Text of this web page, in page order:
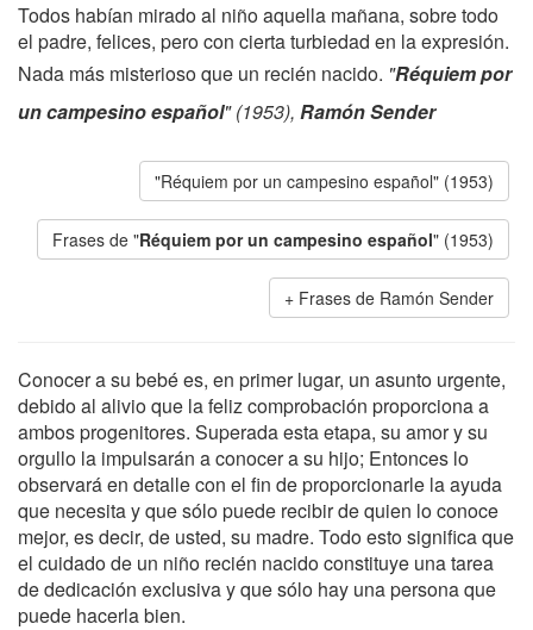
Todos habían mirado al niño aquella mañana, sobre todo
el padre, felices, pero con cierta turbiedad en la expresión.
Nada más misterioso que un recién nacido. "Réquiem por
un campesino español" (1953), Ramón Sender
"Réquiem por un campesino español" (1953)
Frases de "Réquiem por un campesino español" (1953)
Frases de Ramón Sender
Conocer a su bebé es, en primer lugar, un asunto urgente,
debido al alivio que la feliz comprobación proporciona a
ambos progenitores. Superada esta etapa, su amor y su
orgullo la impulsarán a conocer a su hijo; Entonces lo
observará en detalle con el fin de proporcionarle la ayuda
que necesita y que sólo puede recibir de quien lo conoce
mejor, es decir, de usted, su madre. Todo esto significa que
el cuidado de un niño recién nacido constituye una tarea
de dedicación exclusiva y que sólo hay una persona que
puede hacerla bien.